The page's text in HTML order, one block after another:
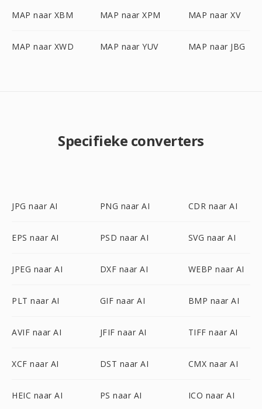
MAP naar XBM MAP naar XPM MAP naar XV
MAP naar XWD MAP naar YUV MAP naar JBG
Specifieke converters
JPG naar AI PNG naar AI CDR naar AI
EPS naar AI PSD naar AI SVG naar AI
JPEG naar AI DXF naar AI WEBP naar AI
PLT naar AI GIF naar AI BMP naar AI
AVIF naar AI JFIF naar AI TIFF naar AI
XCF naar AI DST naar AI CMX naar AI
HEIC naar AI PS naar AI ICO naar AI